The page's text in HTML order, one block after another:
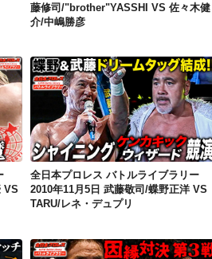
藤修司/"brother"YASSHI VS 佐々木健
介/中嶋勝彦
ー 2013年7月14日 60分3本勝負 潮﨑豪 VS 諏訪魔
VS
全日本プロレス バトルライブラリー 2010年11月5日 武藤敬司/蝶野正洋 VS TARU/レネ・デュプリ
全日本プロレス バトルライブラリー
2010年11月5日 武藤敬司/蝶野正洋 VS
TARU/レネ・デュプリ